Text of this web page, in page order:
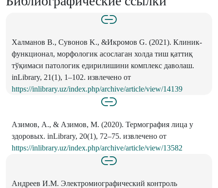
Халманов B., Сувонов K., &Икромов G. (2021). Клиник-
функционал, морфологик асослаган холда тиш қаттиқ
тўқимаси патологик едирилишини комплекс даволаш.
inLibrary, 21(1), 1–102. извлечено от
https://inlibrary.uz/index.php/archive/article/view/14139
Азимов, А., & Азимов, М. (2020). Термография лица у
здоровых. inLibrary, 20(1), 72–75. извлечено от
https://inlibrary.uz/index.php/archive/article/view/13582
Андреев И.М. Электромиографический контроль